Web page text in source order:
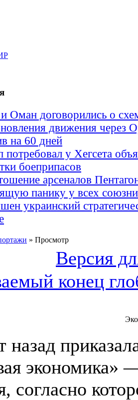
Оман договорились о
движения через
на 60 дней
потребовал у Хегсета
боеприпасов
арсеналов
панику у всех
украинский
» Просмотр
Версия
конец
экономика»
согласно